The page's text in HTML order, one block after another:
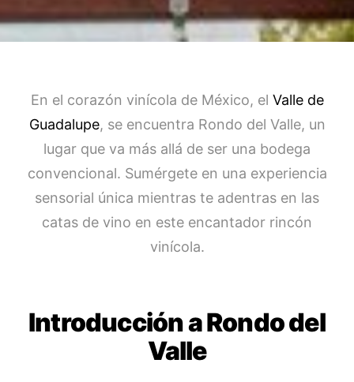
En el corazón vinícola de México, el Valle de
Guadalupe, se encuentra Rondo del Valle, un
lugar que va más allá de ser una bodega
convencional. Sumérgete en una experiencia
sensorial única mientras te adentras en las
catas de vino en este encantador rincón
vinícola.
Introducción a Rondo del
Valle